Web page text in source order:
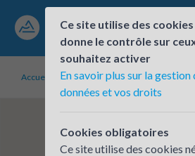
Accueil Établissements inscrits
Ce site utilise des
donne le contrôle sur
souhaitez activer
En savoir plus sur la gestion
données et vos droits
Cookies obligatoires
Ce site utilise des cookies